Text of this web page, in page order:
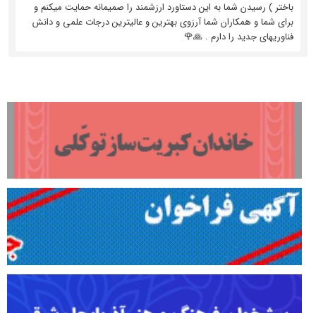
باختر ) رسیدن شما به این دستاورد ارزشمند را صمیمانه حمایت میکنم و
برای شما و همکاران شما آرزوی بهترین و عالیترین درجات علمی و دانش
فناوریهای جدید را دارم . 🙏🌹